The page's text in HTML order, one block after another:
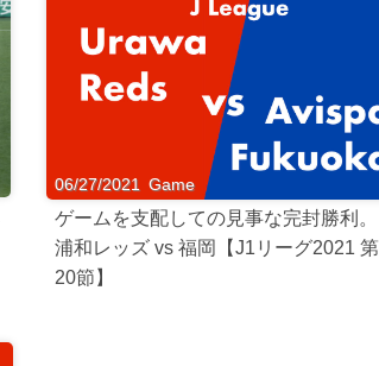
06/27/2021 Game
ゲームを支配しての見事な完封勝利。
浦和レッズ vs 福岡【J1リーグ2021 第
20節】